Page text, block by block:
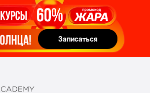
Записаться
Записаться